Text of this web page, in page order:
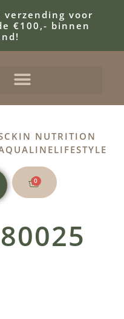
verzending voor
€100,- binnen
NUTRITION
LIFESTYLE
0